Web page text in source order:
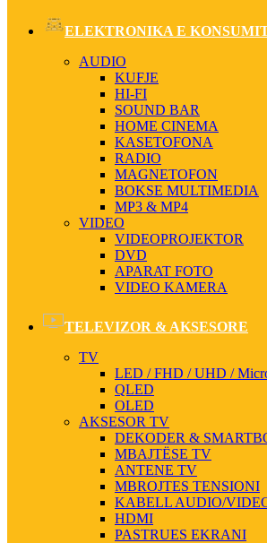
ELEKTRONIKA E
AUDIO
KUFJE
HI-FI
SOUND BAR
HOME CINEMA
KASETOFONA
RADIO
MAGNETOFON
BOKSE MULTIMEDIA
MP3 & MP4
VIDEO
VIDEOPROJEKTOR
DVD
APARAT FOTO
VIDEO KAMERA
TELEVIZOR & AKSESORE
TV
LED / FHD / UHD /
QLED
OLED
AKSESOR TV
DEKODER &
MBAJTËSE TV
ANTENE TV
MBROJTES TENSIONI
KABELL AUDIO/
HDMI
PASTRUES EKRANI